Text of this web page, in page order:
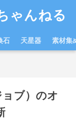
ゃんねる
石 天星器 素材集
ブ）のオ